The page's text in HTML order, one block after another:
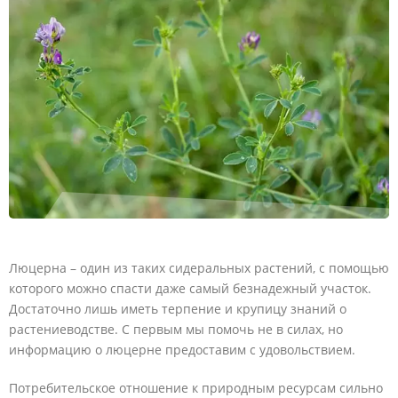
Люцерна – один из таких сидеральных растений, с помощью
которого можно спасти даже самый безнадежный участок.
Достаточно лишь иметь терпение и крупицу знаний о
растениеводстве. С первым мы помочь не в силах, но
информацию о люцерне предоставим с удовольствием.
Потребительское отношение к природным ресурсам сильно